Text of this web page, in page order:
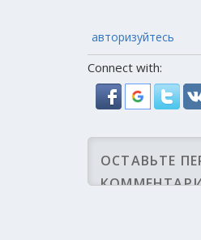
авторизуйтесь
Connect with: